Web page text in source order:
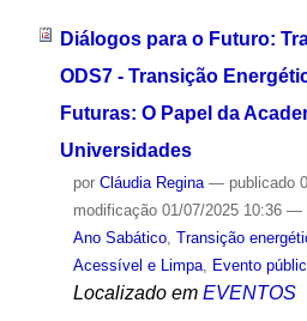
Diálogos para o Futuro:
ODS7 - Transição
Futuras: O Papel da
Universidades
por Cláudia Regina — publicado
modificação01/07/2025 10:36 —
Ano Sabático, Transição
Acessível e Limpa, Evento
Localizado em EVENTOS